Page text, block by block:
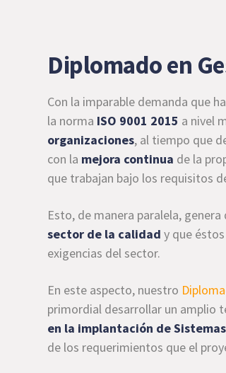
Diplomado en
Con la imparable demanda que
la norma ISO 9001 2015 a nivel
organizaciones, al tiempo que
con la mejora continua de la
que trabajan bajo los requisitos
Esto, de manera paralela, genera
sector de la calidad y que
exigencias del sector.
En este aspecto, nuestro
primordial desarrollar un amplio
en la implantación de
de los requerimientos que el